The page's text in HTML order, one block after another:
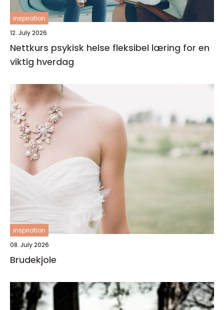
inspiration
12. July 2026
Nettkurs psykisk helse fleksibel læring for en
viktig hverdag
inspiration
08. July 2026
Brudekjole